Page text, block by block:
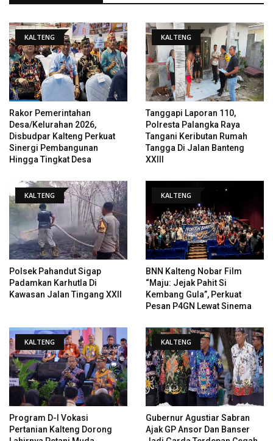
KALTENG
Rakor Pemerintahan
Desa/Kelurahan 2026,
Disbudpar Kalteng Perkuat
Sinergi Pembangunan
Hingga Tingkat Desa
KALTENG
Tanggapi Laporan 110,
Polresta Palangka Raya
Tangani Keributan Rumah
Tangga Di Jalan Banteng
XXIII
KALTENG
Polsek Pahandut Sigap
Padamkan Karhutla Di
Kawasan Jalan Tingang XXII
KALTENG
BNN Kalteng Nobar Film
“Maju: Jejak Pahit Si
Kembang Gula”, Perkuat
Pesan P4GN Lewat Sinema
KALTENG
Program D-I Vokasi
Pertanian Kalteng Dorong
KALTENG
Gubernur Agustiar Sabran
Ajak GP Ansor Dan Banser